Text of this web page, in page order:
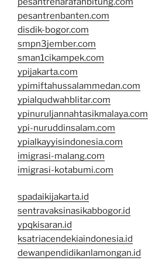
pesantrenbanten.com
disdik-bogor.com
smpn3jember.com
sman1cikampek.com
ypijakarta.com
ypimiftahussalammedan.com
ypialqudwahblitar.com
ypinuruljannahtasikmalaya.com
ypi-nuruddinsalam.com
ypialkayyisindonesia.com
imigrasi-malang.com
imigrasi-kotabumi.com
spadaikijakarta.id
sentravaksinasikabbogor.id
ypqkisaran.id
ksatriacendekiaindonesia.id
dewanpendidikanlamongan.id